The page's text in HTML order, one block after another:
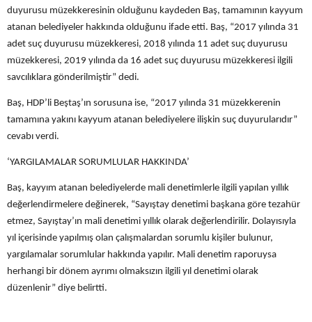
duyurusu müzekkeresinin olduğunu kaydeden Baş, tamamının kayyum
atanan belediyeler hakkında olduğunu ifade etti. Baş, “2017 yılında 31
adet suç duyurusu müzekkeresi, 2018 yılında 11 adet suç duyurusu
müzekkeresi, 2019 yılında da 16 adet suç duyurusu müzekkeresi ilgili
savcılıklara gönderilmiştir” dedi.
Baş, HDP’li Beştaş’ın sorusuna ise, “2017 yılında 31 müzekkerenin
tamamına yakını kayyum atanan belediyelere ilişkin suç duyurularıdır”
cevabı verdi.
‘YARGILAMALAR SORUMLULAR HAKKINDA’
Baş, kayyım atanan belediyelerde mali denetimlerle ilgili yapılan yıllık
değerlendirmelere değinerek, “Sayıştay denetimi başkana göre tezahür
etmez, Sayıştay’ın mali denetimi yıllık olarak değerlendirilir. Dolayısıyla
yıl içerisinde yapılmış olan çalışmalardan sorumlu kişiler bulunur,
yargılamalar sorumlular hakkında yapılır. Mali denetim raporuysa
herhangi bir dönem ayrımı olmaksızın ilgili yıl denetimi olarak
düzenlenir” diye belirtti.